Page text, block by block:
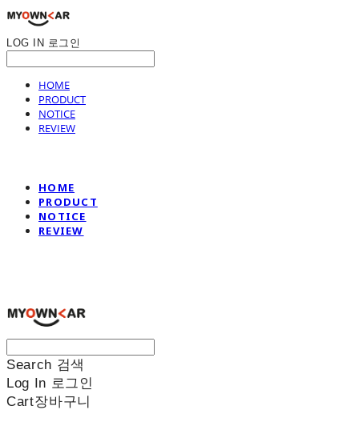
LOG IN 로그인
HOME
PRODUCT
NOTICE
REVIEW
HOME
PRODUCT
NOTICE
REVIEW
Search 검색
Log In 로그인
Cart장바구니